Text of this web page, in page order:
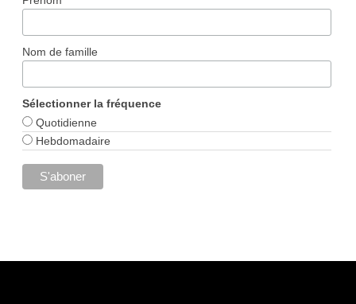
Nom de famille
Sélectionner la fréquence
Quotidienne
Hebdomadaire